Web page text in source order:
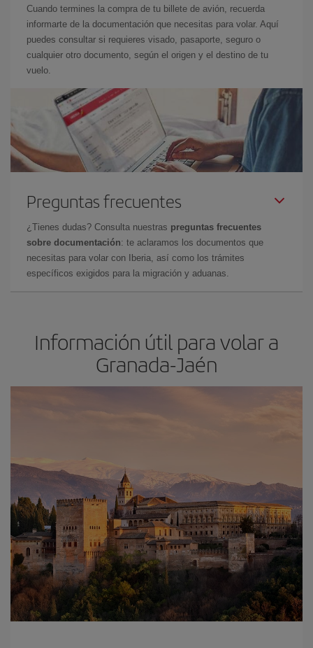
Cuando termines la compra de tu billete de avión, recuerda
informarte de la documentación que necesitas para volar. Aquí
puedes consultar si requieres visado, pasaporte, seguro o
cualquier otro documento, según el origen y el destino de tu
vuelo.
Preguntas frecuentes
¿Tienes dudas? Consulta nuestras preguntas frecuentes
sobre documentación: te aclaramos los documentos que
necesitas para volar con Iberia, así como los trámites
específicos exigidos para la migración y aduanas.
Información útil para volar a
Granada-Jaén